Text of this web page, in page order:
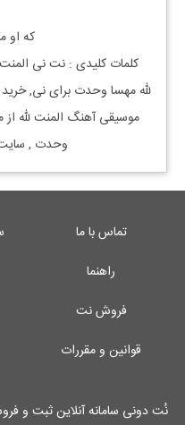
که او
کلمات کلیدی : نتنی
لله مهسا وحدت براینی,
موسیقی آهنگ المنت لله از
وحدت ,
تماس با ما
راهنما
فروش نت
قوانین و مقررات
نُت دونی سامانه آنلاین ثبت و